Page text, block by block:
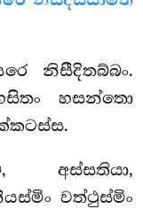
නිසීදිතබ්බං.
හසන්තො
අස්සතියා,
වත්ථුස්මිං